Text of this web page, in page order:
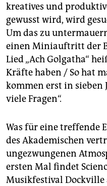
kreatives und
gewusst wird, wird
Um das zu
einen Miniauftritt der
Lied „Ach Golgatha“
Kräfte haben / So hat
kommen erst in sieben
viele Fragen“.
Was für eine treffende
des Akademischen
ungezwungenen
ersten Mal findet
Musikfestival